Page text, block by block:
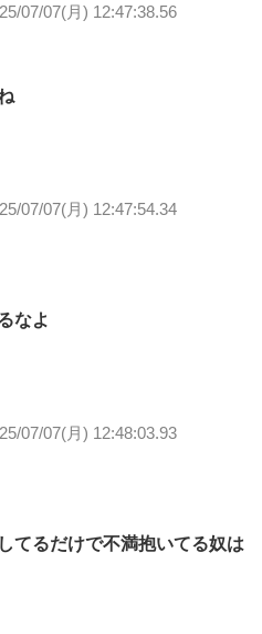
07/07(月) 12:47:38.56
07/07(月) 12:47:54.34
なよ
07/07(月) 12:48:03.93
てるだけで不満抱いてる奴は